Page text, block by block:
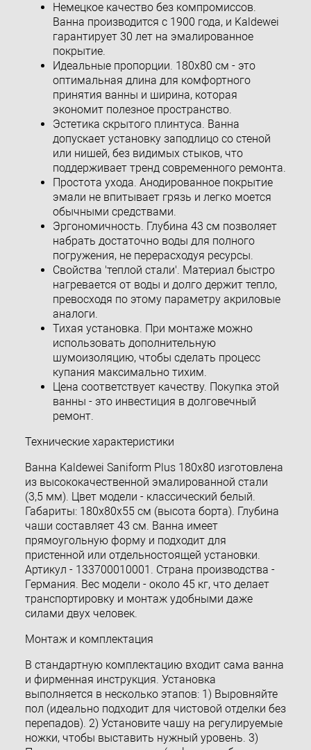
Немецкое качество без компромиссов.
Ванна производится с 1900 года, и Kaldewei
гарантирует 30 лет на эмалированное
покрытие.
Идеальные пропорции. 180x80 см - это
оптимальная длина для комфортного
принятия ванны и ширина, которая
экономит полезное пространство.
Эстетика скрытого плинтуса. Ванна
допускает установку заподлицо со стеной
или нишей, без видимых стыков, что
поддерживает тренд современного ремонта.
Простота ухода. Анодированное покрытие
эмали не впитывает грязь и легко моется
обычными средствами.
Эргономичность. Глубина 43 см позволяет
набрать достаточно воды для полного
погружения, не перерасходуя ресурсы.
Свойства 'теплой стали'. Материал быстро
нагревается от воды и долго держит тепло,
превосходя по этому параметру акриловые
аналоги.
Тихая установка. При монтаже можно
использовать дополнительную
шумоизоляцию, чтобы сделать процесс
купания максимально тихим.
Цена соответствует качеству. Покупка этой
ванны - это инвестиция в долговечный
ремонт.
Технические характеристики
Ванна Kaldewei Saniform Plus 180x80 изготовлена
из высококачественной эмалированной стали
(3,5 мм). Цвет модели - классический белый.
Габариты: 180x80x55 см (высота борта). Глубина
чаши составляет 43 см. Ванна имеет
прямоугольную форму и подходит для
пристенной или отдельностоящей установки.
Артикул - 133700010001. Страна производства -
Германия. Вес модели - около 45 кг, что делает
транспортировку и монтаж удобными даже
силами двух человек.
Монтаж и комплектация
В стандартную комплектацию входит сама ванна
и фирменная инструкция. Установка
выполняется в несколько этапов: 1) Выровняйте
пол (идеально подходит для чистовой отделки без
перепадов). 2) Установите чашу на регулируемые
ножки, чтобы выставить нужный уровень. 3)